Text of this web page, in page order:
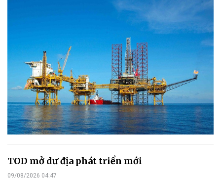
TOD mở dư địa phát triển mới
09/08/2026 04:47